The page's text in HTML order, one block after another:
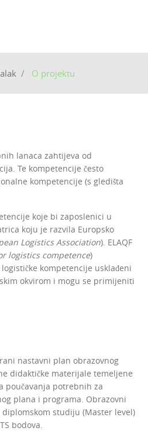
O projektu
lanaca zahtijeva od
Te kompetencije često
kompetencije (s gledišta
koje bi zaposlenici u
koju je razvila Europsko
Logistics Association). ELAQF
logistics competence)
kompetencije usklađeni
okvirom i mogu se primijeniti
nastavni plan obrazovnog
didaktičke materijale temeljene
poučavanja potrebnih za
plana i programa. Obrazovni
studiju (Master level)
bodova.